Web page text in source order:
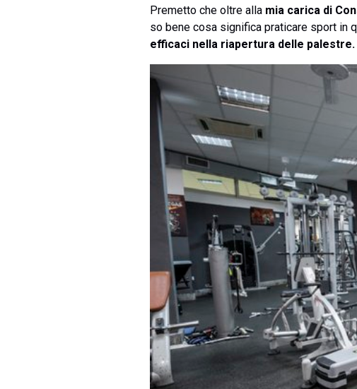
Premetto che oltre alla mia carica di
so bene cosa significa praticare sport in
efficaci nella riapertura delle palestre.